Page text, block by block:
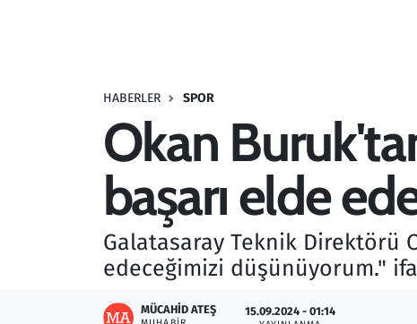
HABERLER SPOR
Okan
başarı elde
Galatasaray Teknik Direktörü
edeceğimizi düşünüyorum."
MÜCAHID ATEŞ 15.09.2024 - 01:14
Savunma Sanayi
Teknoloji ve Bilim